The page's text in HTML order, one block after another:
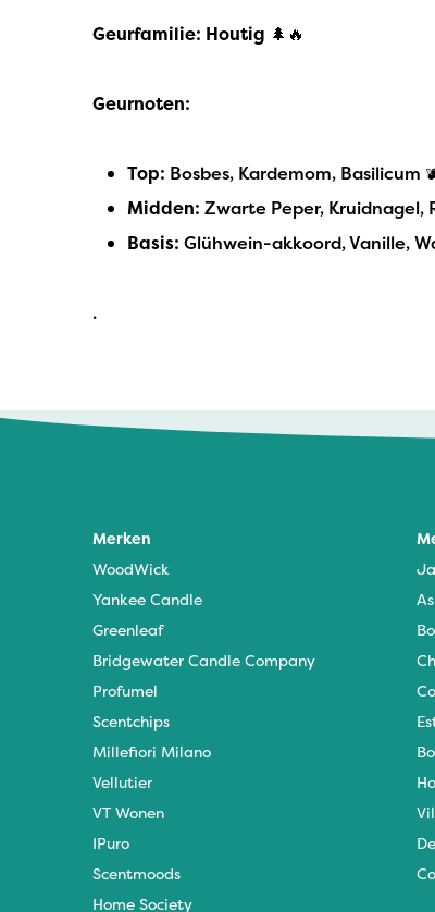
Geurfamilie: Houtig 🌲🔥
Geurnoten:
Top: Bosbes, Kardemom, Basilicum
Midden: Zwarte Peper, Kruidnagel,
Basis: Glühwein-akkoord, Vanille,
.
Merken
WoodWick
Yankee Candle
Greenleaf
Bridgewater Candle Company
Profumel
Scentchips
Millefiori Milano
Vellutier
VT Wonen
IPuro
Scentmoods
Home Society